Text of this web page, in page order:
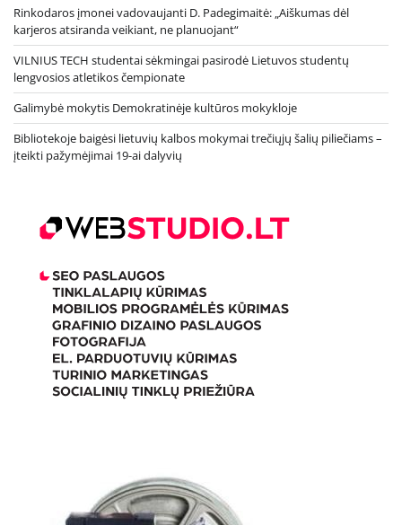
Rinkodaros įmonei vadovaujanti D. Padegimaitė: „Aiškumas dėl
karjeros atsiranda veikiant, ne planuojant“
VILNIUS TECH studentai sėkmingai pasirodė Lietuvos studentų
lengvosios atletikos čempionate
Galimybė mokytis Demokratinėje kultūros mokykloje
Bibliotekoje baigėsi lietuvių kalbos mokymai trečiųjų šalių piliečiams –
įteikti pažymėjimai 19-ai dalyvių